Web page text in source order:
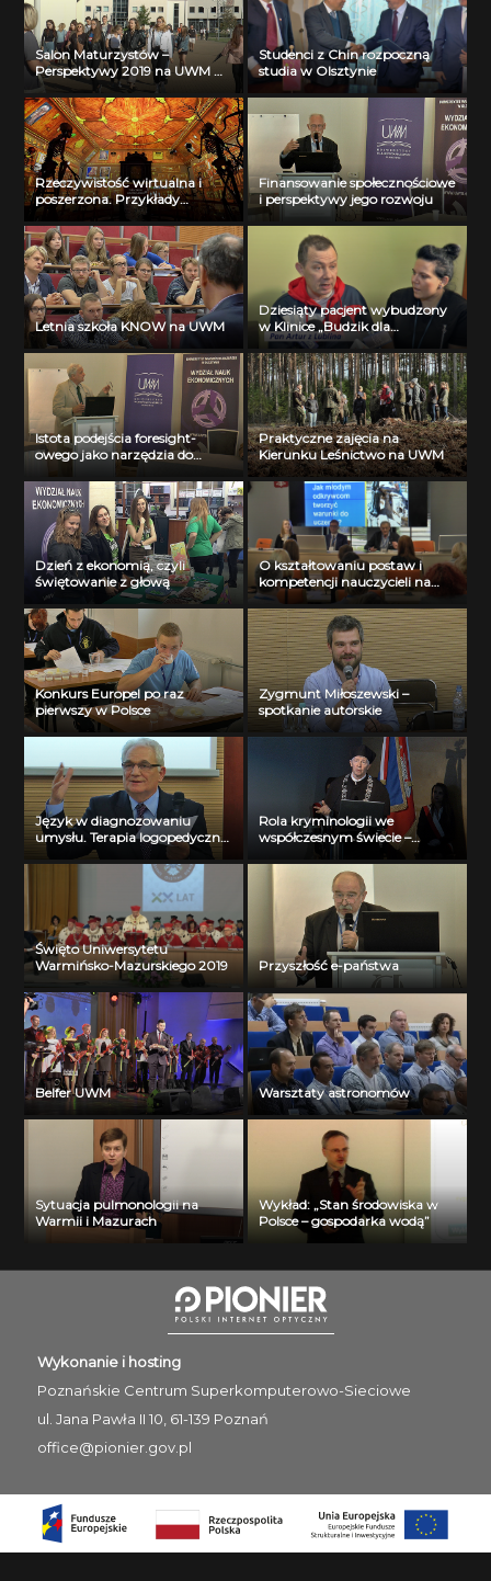
Salon Maturzystów –
Perspektywy 2019 na UWM w
Olsztynie
Studenci z Chin rozpoczną
studia w Olsztynie
Rzeczywistość wirtualna i
poszerzona. Przykłady
zastosowań w medycynie.
Finansowanie społecznościowe
i perspektywy jego rozwoju
Letnia szkoła KNOW na UWM
Dziesiąty pacjent wybudzony
w Klinice „Budzik dla
dorosłych”
Istota podejścia foresight-
owego jako narzędzia do
przewidywania przyszłości
Praktyczne zajęcia na
Kierunku Leśnictwo na UWM
Dzień z ekonomią, czyli
świętowanie z głową
O kształtowaniu postaw i
kompetencji nauczycieli na
UWM
Konkurs Europel po raz
pierwszy w Polsce
Zygmunt Miłoszewski –
spotkanie autorskie
Język w diagnozowaniu
umysłu. Terapia logopedyczna
a poznawcza i interakcyjna
Rola kryminologii we
współczesnym świecie –
wybrane kierunki badań
kryminologicznych
Święto Uniwersytetu
Warmińsko-Mazurskiego 2019
Przyszłość e-państwa
Belfer UWM Warsztaty astronomów
Sytuacja pulmonologii na
Warmii i Mazurach
Wykład: „Stan środowiska w
Polsce – gospodarka wodą”
Wykonanie i hosting
Poznańskie Centrum Superkomputerowo-Sieciowe
ul. Jana Pawła II 10, 61-139 Poznań
office@pionier.gov.pl